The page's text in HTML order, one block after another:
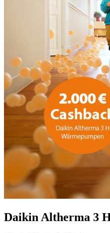
Daikin Altherma 3